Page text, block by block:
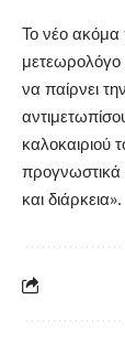
Το νέο ακόμα
μετεωρολόγο
να παίρνει
καλοκαιριού
προγνωστικά
και διάρκεια».